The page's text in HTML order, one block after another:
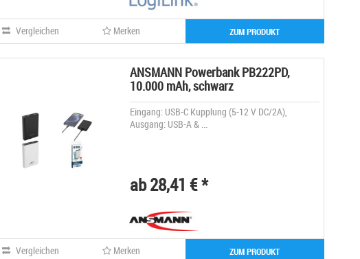
ZUM PRODUKT
Vergleichen Merken
ANSMANN Powerbank PB222PD,
10.000 mAh, schwarz
Eingang: USB-C Kupplung (5-12 V DC/2A),
Ausgang: USB-A & ...
ab 28,41 € *
ZUM PRODUKT
Vergleichen Merken